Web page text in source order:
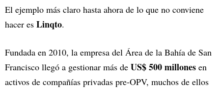
El ejemplo más claro hasta ahora de lo que no conviene
hacer es Linqto.
Fundada en 2010, la empresa del Área de la Bahía de San
Francisco llegó a gestionar más de US$ 500 millones en
activos de compañías privadas pre-OPV, muchos de ellos